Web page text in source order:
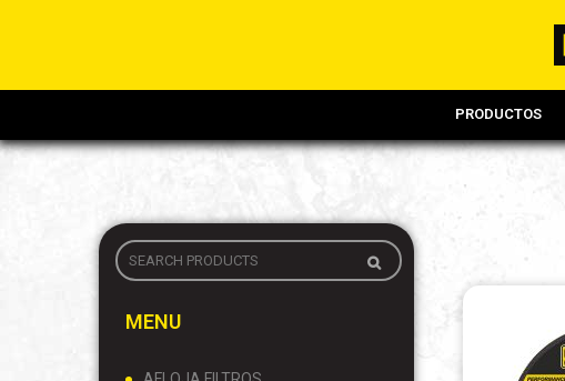
PRODUCTOS
MENU